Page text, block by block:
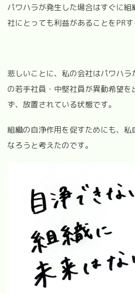
パワハラが発生した場合はすぐに
社にとっても利益があることをPRす
悲しいことに、私の会社はパワハ
の若手社員・中堅社員が異動希望を
ず、放置されている状態です。
組織の自浄作用を促すためにも、私
なろうと考えたのです。